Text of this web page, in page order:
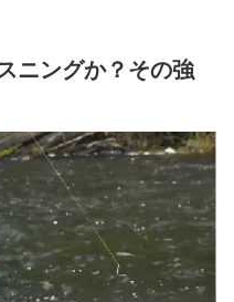
ニングか？その強